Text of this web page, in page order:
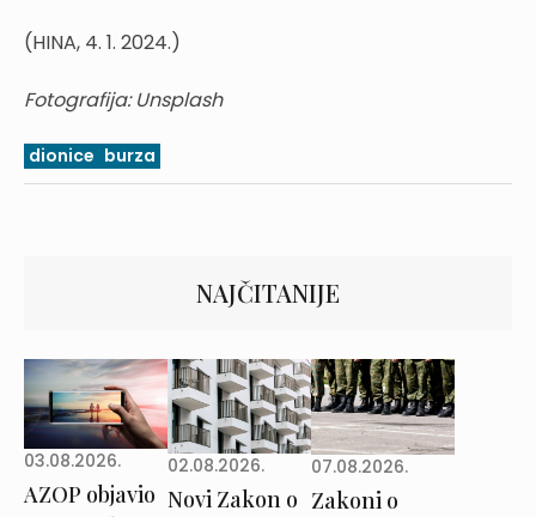
(HINA, 4. 1. 2024.)
Fotografija: Unsplash
dionice burza
NAJČITANIJE
03.08.2026.
AZOP objavio
02.08.2026.
Novi Zakon o
07.08.2026.
Zakoni o